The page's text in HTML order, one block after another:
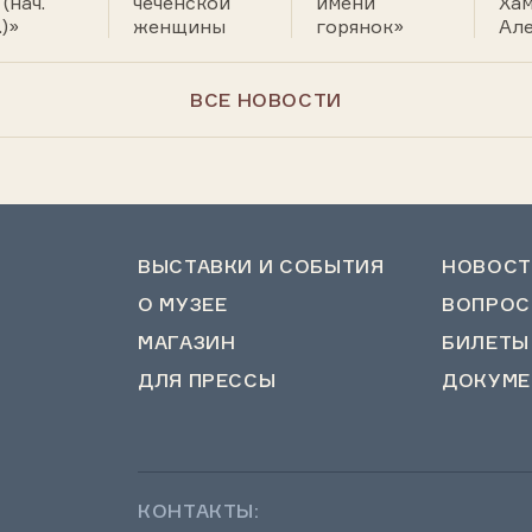
женщины
горянок»
ВСЕ НОВОСТИ
ВЫСТАВКИ И СОБЫТИЯ
О МУЗЕЕ
МАГАЗИН
БИЛЕТЫ
ДЛЯ ПРЕССЫ
КОНТАКТЫ: